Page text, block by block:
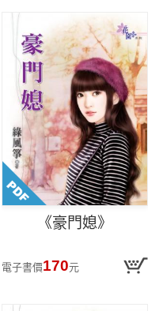
《豪門媳》
電子書價170元